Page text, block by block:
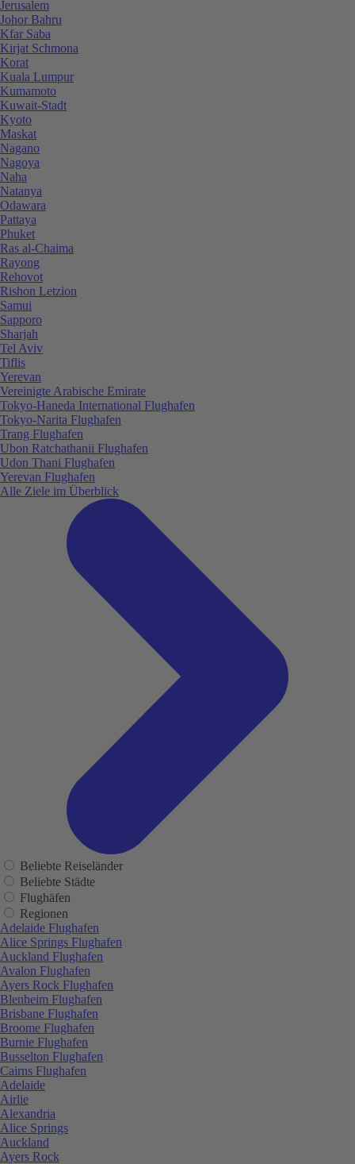
Jerusalem
Johor Bahru
Kfar Saba
Kirjat Schmona
Korat
Kuala Lumpur
Kumamoto
Kuwait-Stadt
Kyoto
Maskat
Nagano
Nagoya
Naha
Natanya
Odawara
Pattaya
Phuket
Ras al-Chaima
Rayong
Rehovot
Rishon Letzion
Samui
Sapporo
Sharjah
Tel Aviv
Tiflis
Yerevan
Vereinigte Arabische Emirate
Tokyo-Haneda International Flughafen
Tokyo-Narita Flughafen
Trang Flughafen
Ubon Ratchathanii Flughafen
Udon Thani Flughafen
Yerevan Flughafen
Alle Ziele im Überblick
Beliebte Reiseländer
Beliebte Städte
Flughäfen
Regionen
Adelaide Flughafen
Alice Springs Flughafen
Auckland Flughafen
Avalon Flughafen
Ayers Rock Flughafen
Blenheim Flughafen
Brisbane Flughafen
Broome Flughafen
Burnie Flughafen
Busselton Flughafen
Cairns Flughafen
Adelaide
Airlie
Alexandria
Alice Springs
Auckland
Ayers Rock